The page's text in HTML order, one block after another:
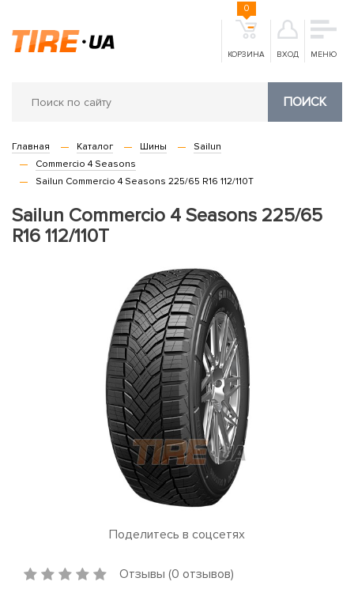
КОРЗИНА
0
ВХОД МЕНЮ
ПОИСК
Главная Каталог Шины
Sailun
Commercio 4 Seasons
Sailun Commercio 4 Seasons 225/65 R16 112/110T
Sailun Commercio 4 Seasons 225/65
R16 112/110T
Поделитесь в соцсетях
Отзывы (0 отзывов)